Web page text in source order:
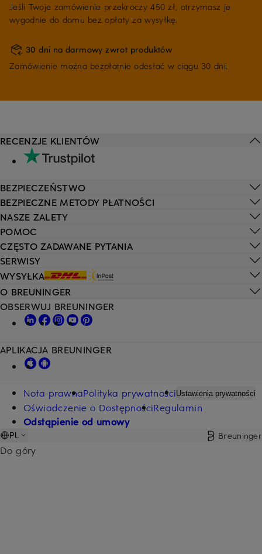
Jeśli Twoje zamówienie przekroczy 450 zł, otrzymasz je
wygodnie do domu bez opłaty za wysyłkę.
30 dni na darmowy zwrot produktów
Zamówienie można bezpłatnie odesłać w ciągu 30 dni.
POMOC
CZĘSTO ZADAWANE PYTANIA
SERWISY
WYSYŁKA
RECENZJE KLIENTÓW
BEZPIECZEŃSTWO
BEZPIECZNE METODY PŁATNOŚCI
NASZE ZALETY
O BREUNINGER
OBSERWUJ BREUNINGER
APLIKACJA BREUNINGER
Nota prawnaPolityka prywatnościUstawienia prywatności
Oświadczenie o DostępnościRegulamin
Odstąpienie od umowy
PL Breuninger
Do góry